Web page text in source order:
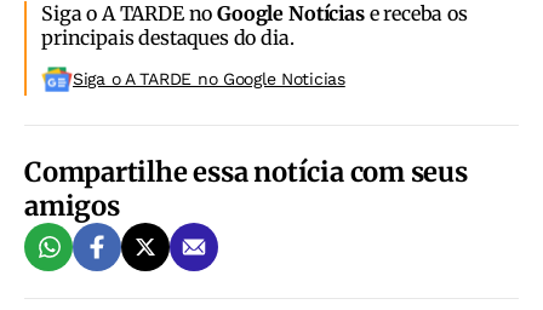
Siga o A TARDE noGoogle Notíciase receba os
principais destaques do dia.
Siga o A TARDE no Google Noticias
Compartilhe essa notícia com seus
amigos